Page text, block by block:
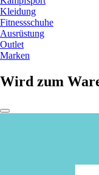
Kleidung
Fitnessschuhe
Ausrüstung
Outlet
Marken
Wird zum